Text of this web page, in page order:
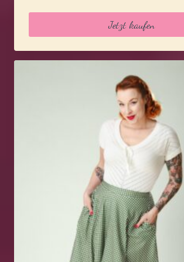
95,95 €.
Jetzt kaufen